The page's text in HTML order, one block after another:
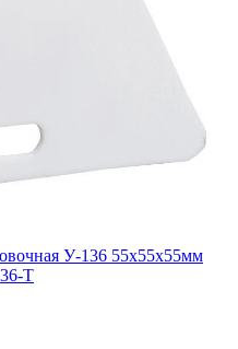
У-136 55х55х55мм
T